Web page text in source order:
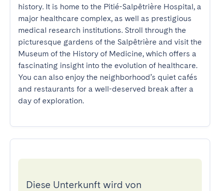
history. It is home to the Pitié-Salpêtrière Hospital, a
major healthcare complex, as well as prestigious
medical research institutions. Stroll through the
picturesque gardens of the Salpêtrière and visit the
Museum of the History of Medicine, which offers a
fascinating insight into the evolution of healthcare.
You can also enjoy the neighborhood’s quiet cafés
and restaurants for a well-deserved break after a
day of exploration.
Diese Unterkunft wird von